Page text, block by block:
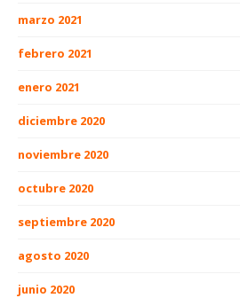
marzo 2021
febrero 2021
enero 2021
diciembre 2020
noviembre 2020
octubre 2020
septiembre 2020
agosto 2020
junio 2020